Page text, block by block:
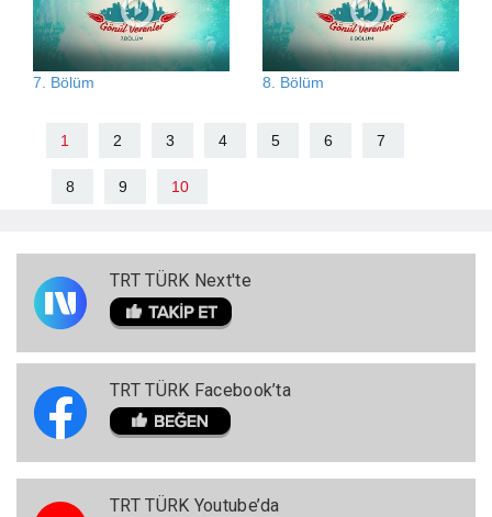
7. Bölüm 8. Bölüm
1 2 3 4 5 6 7
8 9 10
TRT TÜRK Next'te
TRT TÜRK Facebook’ta
TRT TÜRK Youtube’da